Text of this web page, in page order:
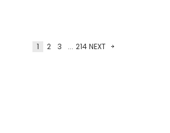
1 2 3 ... 214NEXT